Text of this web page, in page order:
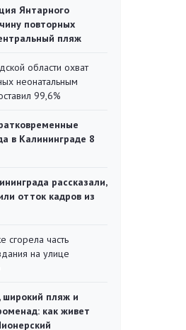
Янтарного
повторных
пляж
области охват
неонатальным
99,6%
в Калининграде 8
рассказали,
отток кадров из
сгорела часть
на улице
пляж и
как живет